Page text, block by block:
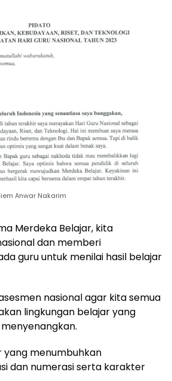
Anwar Nakarim
Merdeka Belajar, kita
dan memberi
guru untuk menilai hasil belajar
nasional agar kita semua
lingkungan belajar yang
yang menumbuhkan
dan numerasi serta karakter